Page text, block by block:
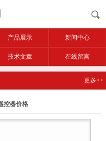
产品展示 新闻中心
技术文章 在线留言
更多>>
控器价格